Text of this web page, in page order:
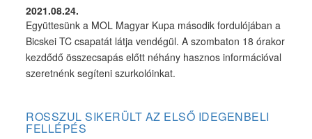
2021.08.24.
Együttesünk a MOL Magyar Kupa második fordulójában a
Bicskei TC csapatát látja vendégül. A szombaton 18 órakor
kezdődő összecsapás előtt néhány hasznos információval
szeretnénk segíteni szurkolóinkat.
ROSSZUL SIKERÜLT AZ ELSŐ IDEGENBELI
FELLÉPÉS